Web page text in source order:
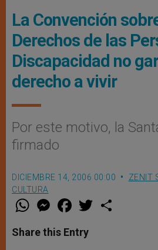
La Convención
Derechos de las
Discapacidad no
derecho a vivir
Por este motivo, la
firmado
DICIEMBRE 14, 2006 00:00 ZENIT
CULTURA
W
t
s
M
e
s
e
F
a
e
b
w
Share this Entry